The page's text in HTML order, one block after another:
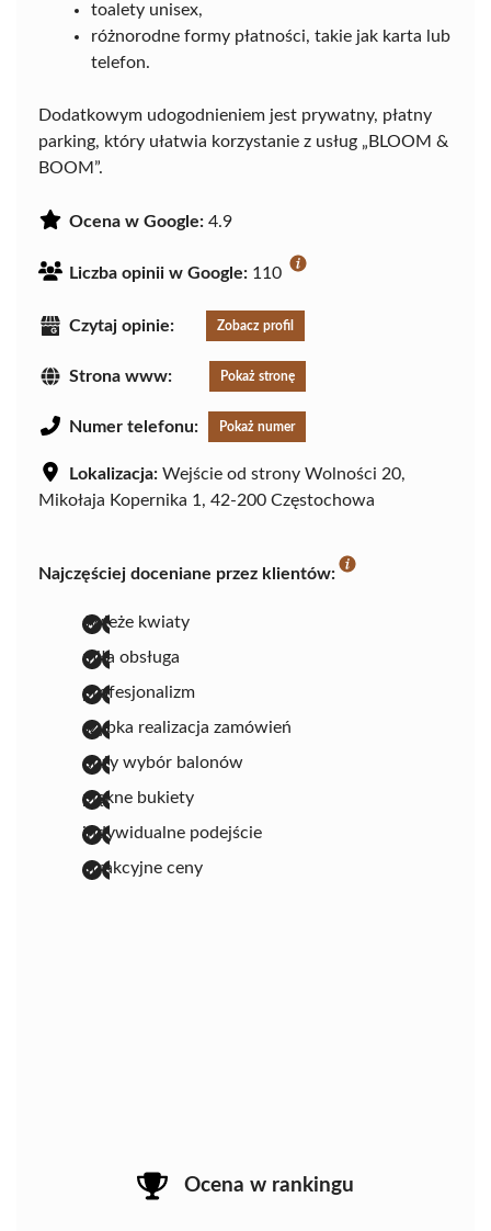
toalety unisex,
różnorodne formy płatności, takie jak karta lub
telefon.
Dodatkowym udogodnieniem jest prywatny, płatny
parking, który ułatwia korzystanie z usług „BLOOM &
BOOM”.
Ocena w Google: 4.9
Liczba opinii w Google: 110
Czytaj opinie: Zobacz profil
Strona www: Pokaż stronę
Numer telefonu: Pokaż numer
Lokalizacja: Wejście od strony Wolności 20,
Mikołaja Kopernika 1, 42-200 Częstochowa
Najczęściej doceniane przez klientów:
świeże kwiaty
miła obsługa
profesjonalizm
szybka realizacja zamówień
duży wybór balonów
piękne bukiety
indywidualne podejście
atrakcyjne ceny
Ocena w rankingu